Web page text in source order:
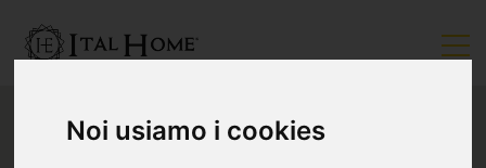
Noi usiamo i cookies